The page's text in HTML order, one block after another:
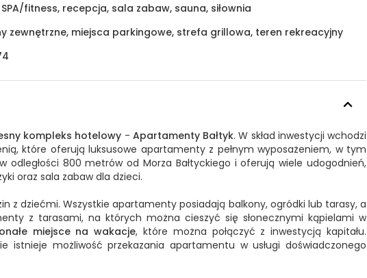
fitness, recepcja, sala zabaw, sauna, siłownia
zewnętrzne, miejsca parkingowe, strefa grillowa, teren rekreacyjny
kompleks hotelowy - Apartamenty Bałtyk. W skład inwestycji wchodzi
które oferują luksusowe apartamenty z pełnym wyposażeniem, w tym
odległości 800 metrów od Morza Bałtyckiego i oferują wiele udogodnień,
oraz sala zabaw dla dzieci.
z dziećmi. Wszystkie apartamenty posiadają balkony, ogródki lub tarasy, a
z tarasami, na których można cieszyć się słonecznymi kąpielami w
miejsce na wakacje, które można połączyć z inwestycją kapitału.
możliwość przekazania apartamentu w usługi doświadczonego